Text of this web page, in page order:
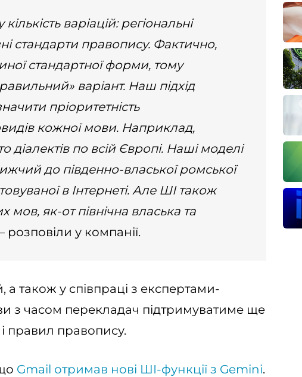
варіацій: регіональні
стандарти правопису. Фактично,
стандартної форми, тому
варіант. Наш підхід
пріоритетність
кожної мови. Наприклад,
діалектів по всій Європі. Наші моделі
до південно-власької ромської
в Інтернеті. Але ШІ також
мов, як-от північна власька та
розповіли у компанії.
а також у співпраці з експертами-
з часом перекладач підтримуватиме ще
правил правопису.
Gmail отримав нові ШІ-функції з Gemini.